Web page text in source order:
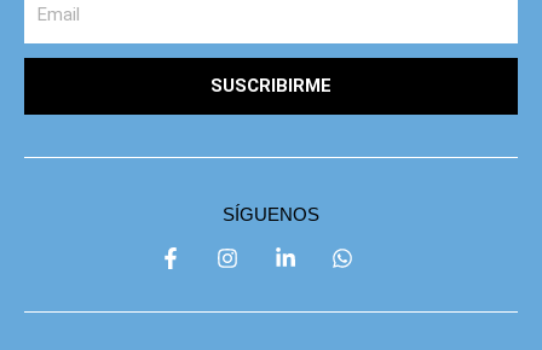
SUSCRIBIRME
SÍGUENOS